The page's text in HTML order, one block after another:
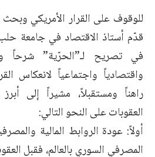
للوقوف على القرار الأمريكي
قدّم أستاذ الاقتصاد في جامعة
في تصريح لـ”الحرّية” شرحاً
واقتصادياً واجتماعياً لانعكاس
راهناً ومستقبلاً، مشيراً إلى أبرز
العقوبات على النحو التالي:
أولاً: عودة الروابط المالية
المصرفي السوري بالعالم، فقبل